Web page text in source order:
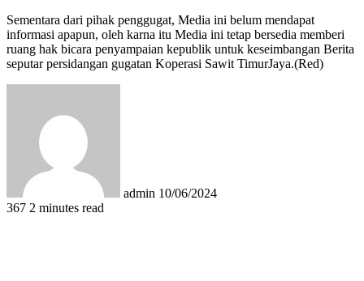
Sementara dari pihak penggugat, Media ini belum mendapat
informasi apapun, oleh karna itu Media ini tetap bersedia memberi
ruang hak bicara penyampaian kepublik untuk keseimbangan Berita
seputar persidangan gugatan Koperasi Sawit TimurJaya.(Red)
admin 10/06/2024
367 2 minutes read